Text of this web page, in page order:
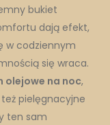
bukiet
dają efekt,
w codziennym
się wraca.
olejowe na noc,
pielęgnacyjne
ten sam